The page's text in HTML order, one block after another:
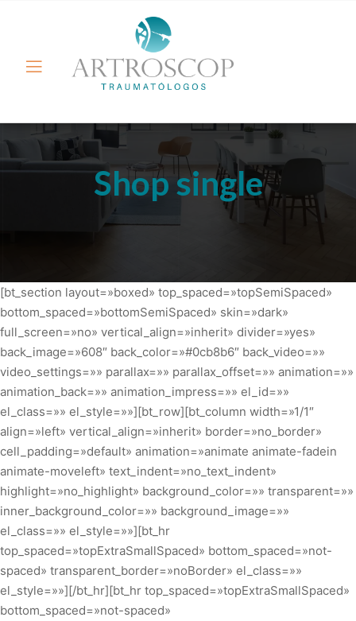
Shop single
[bt_section layout=»boxed» top_spaced=»topSemiSpaced»
bottom_spaced=»bottomSemiSpaced» skin=»dark»
full_screen=»no» vertical_align=»inherit» divider=»yes»
back_image=»608″ back_color=»#0cb8b6″ back_video=»»
video_settings=»» parallax=»» parallax_offset=»» animation=»»
animation_back=»» animation_impress=»» el_id=»»
el_class=»» el_style=»»][bt_row][bt_column width=»1/1″
align=»left» vertical_align=»inherit» border=»no_border»
cell_padding=»default» animation=»animate animate-fadein
animate-moveleft» text_indent=»no_text_indent»
highlight=»no_highlight» background_color=»» transparent=»»
inner_background_color=»» background_image=»»
el_class=»» el_style=»»][bt_hr
top_spaced=»topExtraSmallSpaced» bottom_spaced=»not-
spaced» transparent_border=»noBorder» el_class=»»
el_style=»»][/bt_hr][bt_hr top_spaced=»topExtraSmallSpaced»
bottom_spaced=»not-spaced»